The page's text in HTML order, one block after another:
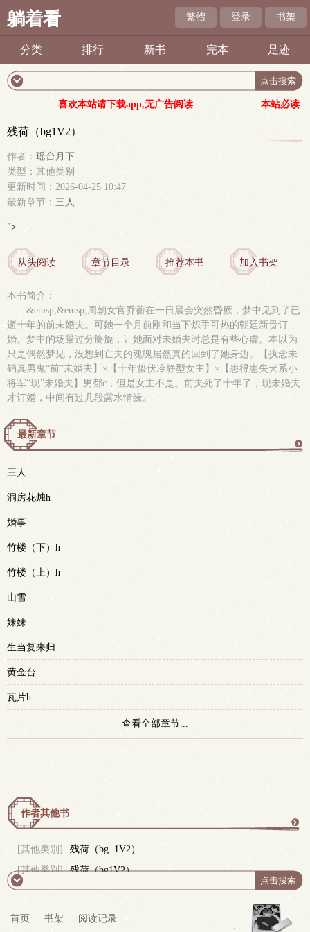
躺着看 繁體 登录 书架
分类 排行 新书 完本 足迹
喜欢本站请下载app,无广告阅读 本站必读
残荷（bg1V2）
作者： 瑶台月下
类型：其他类别
更新时间：2026-04-25 10:47
最新章节： 三人
">
从头阅读 章节目录 推荐本书 加入书架
本书简介：
&emsp;&emsp;周朝女官乔蘅在一日晨会突然昏厥，梦中见到了已
逝十年的前未婚夫。可她一个月前刚和当下炽手可热的朝廷新贵订
婚。梦中的场景过分旖旎，让她面对未婚夫时总是有些心虚。本以为
只是偶然梦见，没想到亡夫的魂魄居然真的回到了她身边。【执念未
销真男鬼“前”未婚夫】×【十年蛰伏冷静型女主】×【患得患失犬系小
将军“现”未婚夫】男都c，但是女主不是。前夫死了十年了，现未婚夫
才订婚，中间有过几段露水情缘。
最新章节
三人
洞房花烛h
婚事
竹楼（下）h
竹楼（上）h
山雪
妹妹
生当复来归
黄金台
瓦片h
查看全部章节...
作者其他书
多
[其他类别]
残荷（bg 1V2）
[其他类别]
残荷（bg1V2）
首页 书架 阅读记录